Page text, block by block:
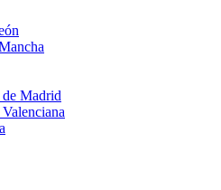
Madrid